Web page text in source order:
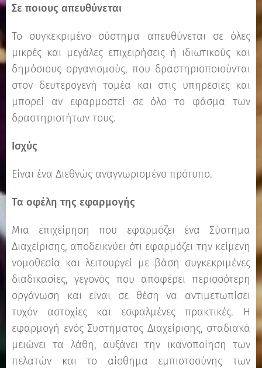
Σε ποιους απευθύνεται
Το συγκεκριμένο σύστημα απευθύνεται σε όλες
μικρές και μεγάλες επιχειρήσεις ή ιδιωτικούς και
δημόσιους οργανισμούς, που δραστηριοποιούνται
στον δευτερογενή τομέα και στις υπηρεσίες και
μπορεί αν εφαρμοστεί σε όλο το φάσμα των
δραστηριοτήτων τους.
Ισχύς
Είναι ένα Διεθνώς αναγνωρισμένο πρότυπο.
Τα οφέλη της εφαρμογής
Μια επιχείρηση που εφαρμόζει ένα Σύστημα
Διαχείρισης, αποδεικνύει ότι εφαρμόζει την κείμενη
νομοθεσία και λειτουργεί με βάση συγκεκριμένες
διαδικασίες, γεγονός που αποφέρει περισσότερη
οργάνωση και είναι σε θέση να αντιμετωπίσει
τυχόν αστοχίες και εσφαλμένες πρακτικές. Η
εφαρμογή ενός Συστήματος Διαχείρισης, σταδιακά
μειώνει τα λάθη, αυξάνει την ικανοποίηση των
πελατών και το αίσθημα εμπιστοσύνης των